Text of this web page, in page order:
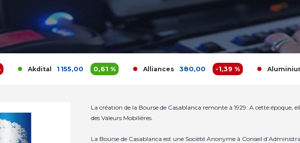
Akdital 1 155,00 0,61 % Alliances 380,00 -1,39 % Aluminium
La création de la Bourse de Casablanca remonte à 1929. A cette époque,
des Valeurs Mobilières.
La Bourse de Casablanca est une Société Anonyme à Conseil